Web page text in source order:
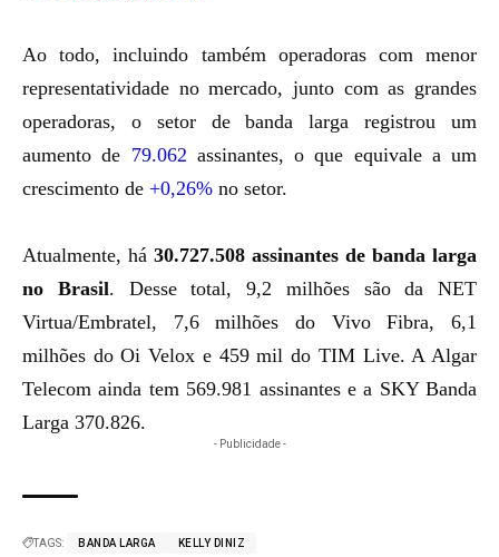
Ao todo, incluindo também operadoras com menor
representatividade no mercado, junto com as grandes
operadoras, o setor de banda larga registrou um
aumento de 79.062 assinantes, o que equivale a um
crescimento de +0,26% no setor.
Atualmente, há 30.727.508 assinantes de banda larga
no Brasil. Desse total, 9,2 milhões são da NET
Virtua/Embratel, 7,6 milhões do Vivo Fibra, 6,1
milhões do Oi Velox e 459 mil do TIM Live. A Algar
Telecom ainda tem 569.981 assinantes e a SKY Banda
Larga 370.826.
- Publicidade -
TAGS: BANDA LARGA KELLY DINIZ